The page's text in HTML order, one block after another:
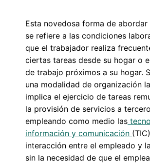
Esta novedosa forma de
se refiere a las condiciones
que el trabajador realiza
ciertas tareas desde su hogar o
de trabajo próximos a su hogar.
una modalidad de organización
implica el ejercicio de tareas
la provisión de servicios a
empleando como medio las
información y comunicación
interacción entre el empleado y
sin la necesidad de que el